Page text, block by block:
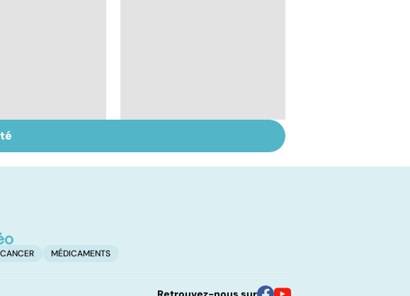
gamètes : le
le contre
d'une enquête
CANCER MÉDICAMENTS